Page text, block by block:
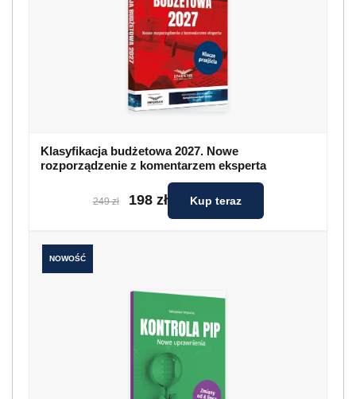
Klasyfikacja budżetowa 2027. Nowe
rozporządzenie z komentarzem eksperta
249 zł 198 zł Kup teraz
NOWOŚĆ